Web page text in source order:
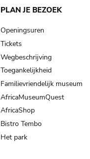
Main
navigation
PLAN JE BEZOEK
Openingsuren
Tickets
Wegbeschrijving
Toegankelijkheid
Familievriendelijk museum
AfricaMuseumQuest
AfricaShop
Bistro Tembo
Het park